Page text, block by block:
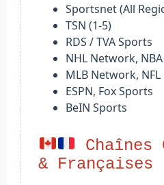
Sportsnet (All
TSN (1-5)
RDS / TVA Sports
NHL Network, NBA
MLB Network,
ESPN, Fox Sports
BeIN Sports
Chaînes
& Françaises